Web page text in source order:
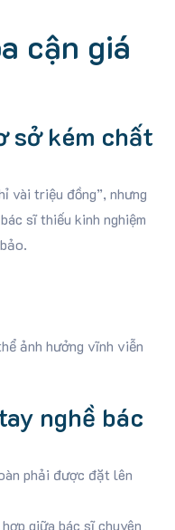
cận giá
sở kém chất
vài triệu đồng”, nhưng
sĩ thiếu kinh nghiệm
ảnh hưởng vĩnh viễn
nghề bác
phải được đặt lên
giữa bác sĩ chuyên